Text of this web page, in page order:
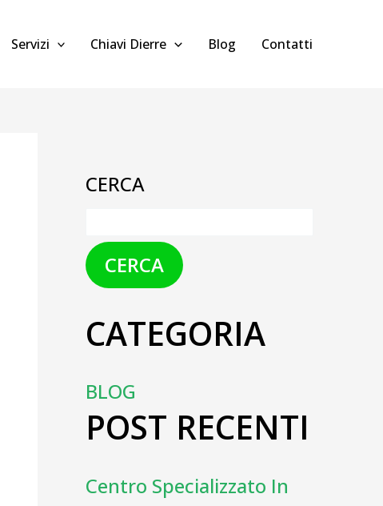
Servizi Chiavi Dierre Blog Contatti
CERCA
CERCA
CATEGORIA
BLOG
POST RECENTI
Centro Specializzato In